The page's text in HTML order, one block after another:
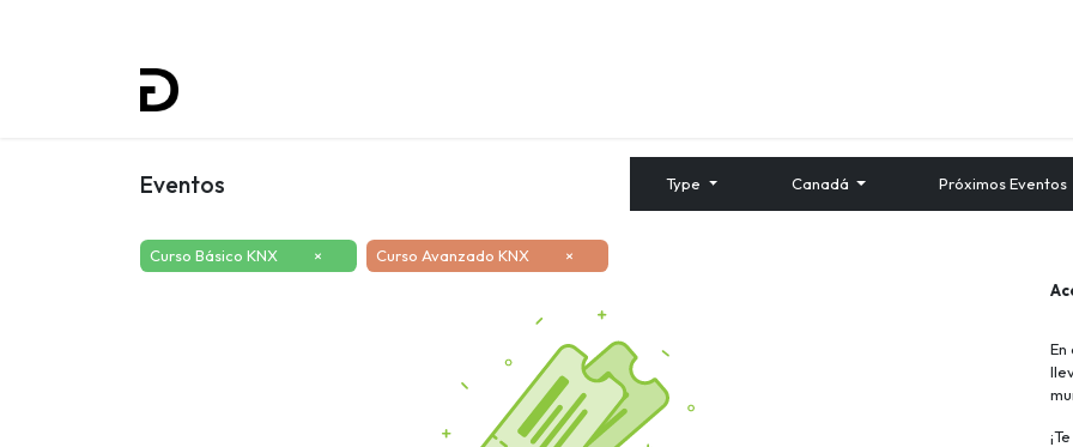
Eventos Type Canadá Próximos Eventos
Curso Básico KNX × Curso Avanzado KNX ×